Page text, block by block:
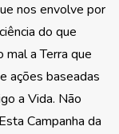
nos envolve por
do que
a Terra que
ações baseadas
a Vida. Não
Campanha da